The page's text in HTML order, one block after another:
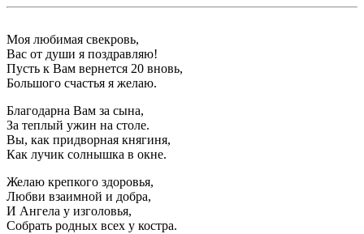
Моя любимая свекровь,
Вас от души я поздравляю!
Пусть к Вам вернется 20 вновь,
Большого счастья я желаю.
Благодарна Вам за сына,
За теплый ужин на столе.
Вы, как придворная княгиня,
Как лучик солнышка в окне.
Желаю крепкого здоровья,
Любви взаимной и добра,
И Ангела у изголовья,
Собрать родных всех у костра.